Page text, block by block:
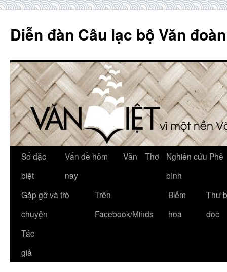
content
Diễn đàn Câu lạc bộ Văn
Số đặc
biệt
Vấn đề hôm
nay
Văn Thơ
Nghiên cứu Phê
bình
Gặp gỡ và trò
chuyện
Trên
Facebook/Minds
Biếm
họa
Thư
đọc
Tác
giả